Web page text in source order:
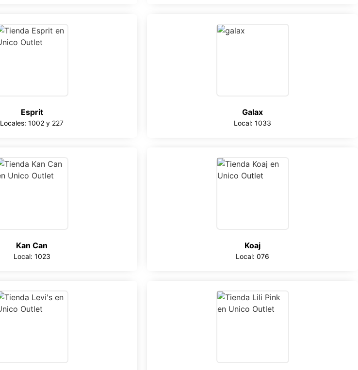
Esprit
Locales: 1002 y 227
Galax
Local: 1033
Kan Can
Local: 1023
Koaj
Local: 076